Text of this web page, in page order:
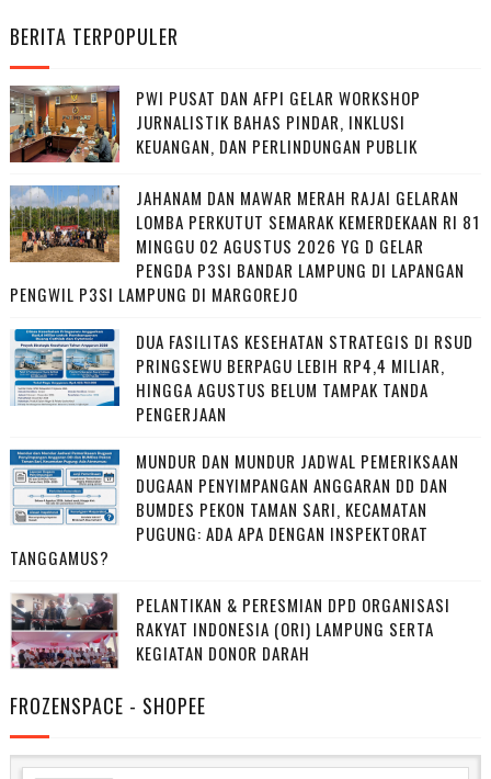
BERITA TERPOPULER
PWI PUSAT DAN AFPI GELAR WORKSHOP
JURNALISTIK BAHAS PINDAR, INKLUSI
KEUANGAN, DAN PERLINDUNGAN PUBLIK
JAHANAM DAN MAWAR MERAH RAJAI GELARAN
LOMBA PERKUTUT SEMARAK KEMERDEKAAN RI 81
MINGGU 02 AGUSTUS 2026 YG D GELAR
PENGDA P3SI BANDAR LAMPUNG DI LAPANGAN
PENGWIL P3SI LAMPUNG DI MARGOREJO
DUA FASILITAS KESEHATAN STRATEGIS DI RSUD
PRINGSEWU BERPAGU LEBIH RP4,4 MILIAR,
HINGGA AGUSTUS BELUM TAMPAK TANDA
PENGERJAAN
MUNDUR DAN MUNDUR JADWAL PEMERIKSAAN
DUGAAN PENYIMPANGAN ANGGARAN DD DAN
BUMDES PEKON TAMAN SARI, KECAMATAN
PUGUNG: ADA APA DENGAN INSPEKTORAT
TANGGAMUS?
PELANTIKAN & PERESMIAN DPD ORGANISASI
RAKYAT INDONESIA (ORI) LAMPUNG SERTA
KEGIATAN DONOR DARAH
FROZENSPACE - SHOPEE